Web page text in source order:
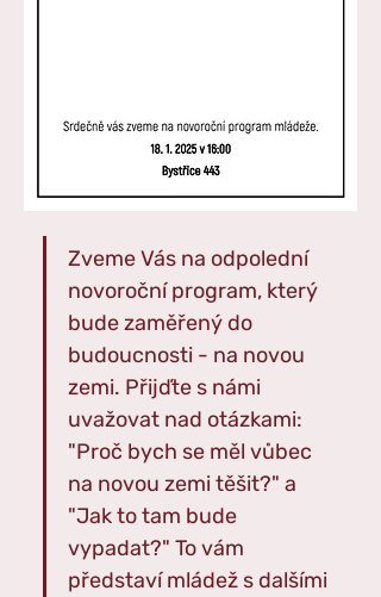
Zveme Vás na odpolední
novoroční program, který
bude zaměřený do
budoucnosti - na novou
zemi. Přijďte s námi
uvažovat nad otázkami:
"Proč bych se měl vůbec
na novou zemi těšit?" a
"Jak to tam bude
vypadat?" To vám
představí mládež s dalšími